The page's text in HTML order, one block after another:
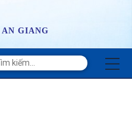
GIANG